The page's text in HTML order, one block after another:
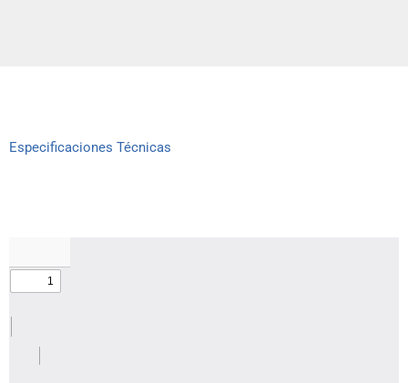
Especificaciones Técnicas